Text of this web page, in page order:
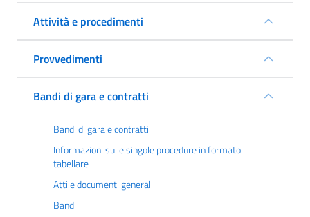
Attività e procedimenti
Provvedimenti
Bandi di gara e contratti
Bandi di gara e contratti
Informazioni sulle singole procedure in formato
tabellare
Atti e documenti generali
Bandi